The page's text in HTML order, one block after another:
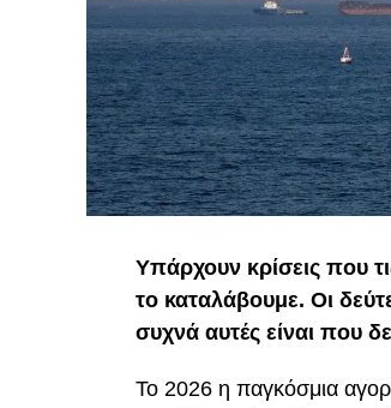
Υπάρχουν κρίσεις που
το καταλάβουμε. Οι
συχνά αυτές είναι που
Το 2026 η παγκόσμια